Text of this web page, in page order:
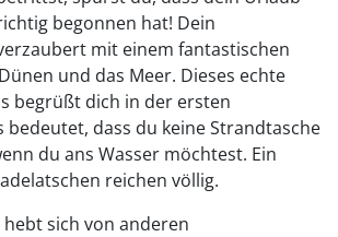
begonnen hat! Dein
mit einem fantastischen
und das Meer. Dieses echte
begrüßt dich in der ersten
bedeutet, dass du keine Strandtasche
du ans Wasser möchtest. Ein
reichen völlig.
sich von anderen